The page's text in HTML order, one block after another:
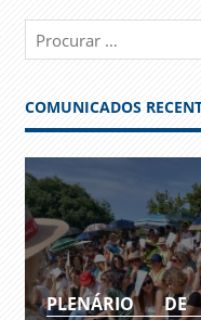
COMUNICADOS
PLENÁRIO DE